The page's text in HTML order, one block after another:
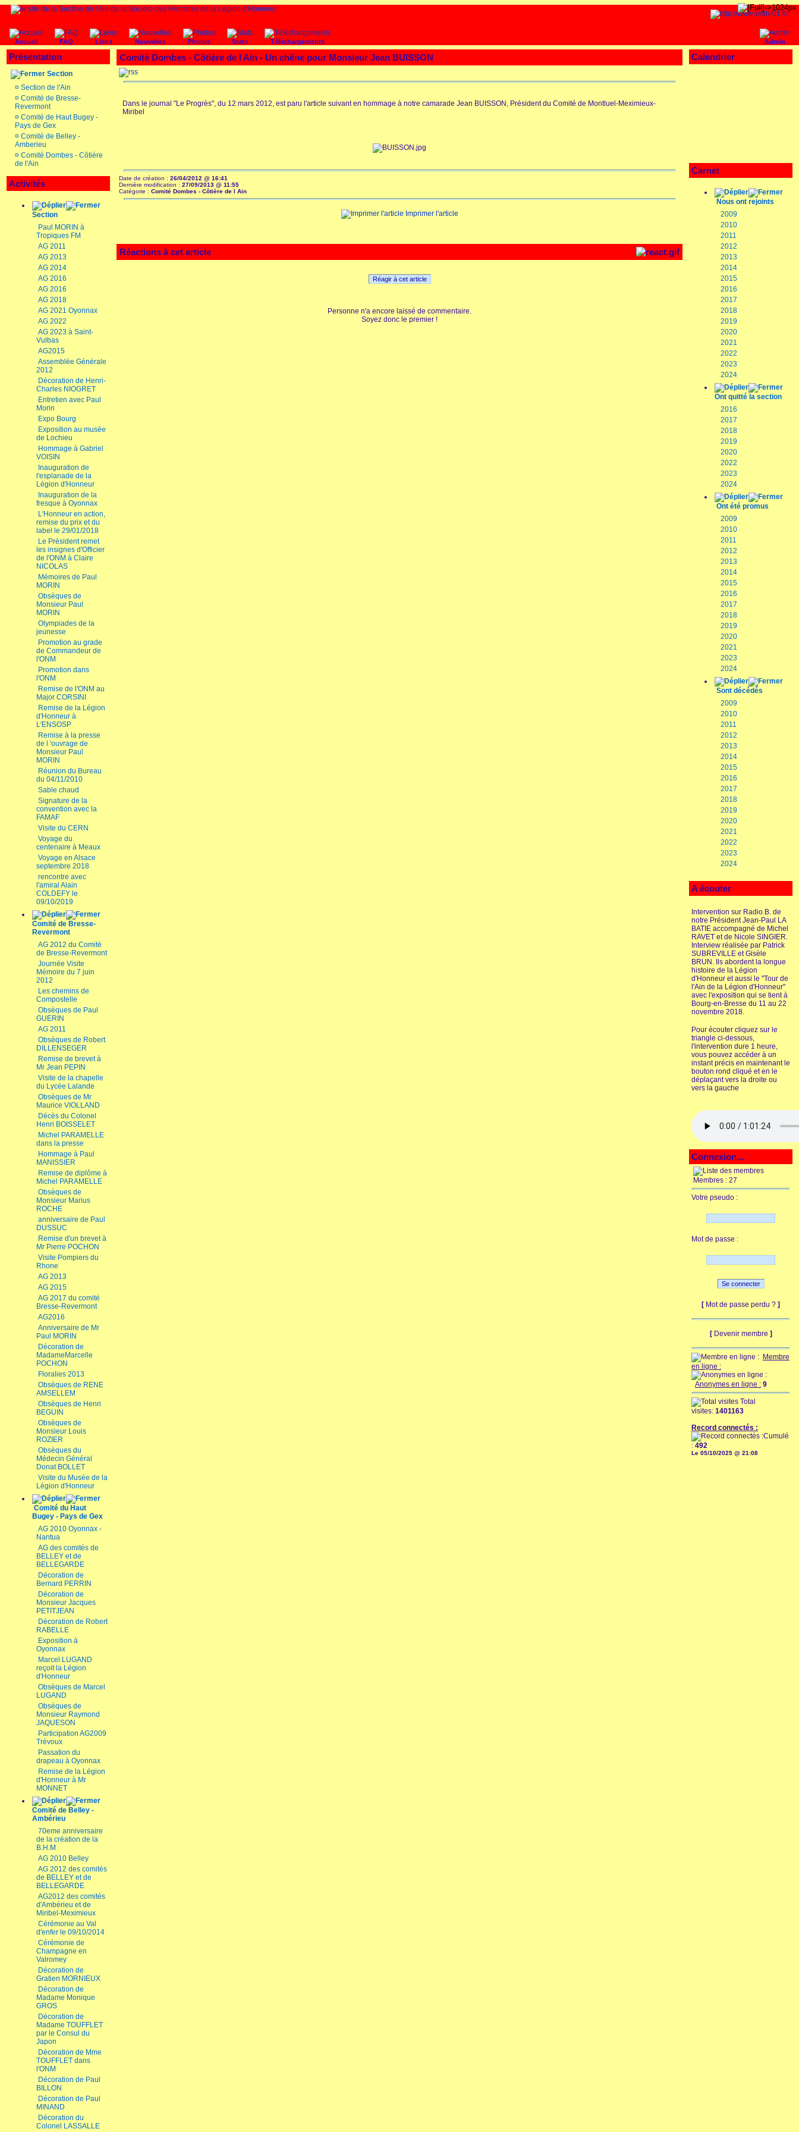
Admin
Accueil FAQ Liens Nouvelles Photos Stats Téléchargements
Présentation
Section
¤ Section de l'Ain
¤ Comité de Bresse-
Revermont
¤ Comité de Haut Bugey -
Pays de Gex
¤ Comité de Belley -
Amberieu
¤ Comité Dombes - Côtière
de l'Ain
Activités
Section
Paul MORIN à
Tropiques FM
AG 2011
AG 2013
AG 2014
AG 2016
AG 2016
AG 2018
AG 2021 Oyonnax
AG 2022
AG 2023 à Saint-
Vulbas
AG2015
Assemblée Générale
2012
Décoration de Henri-
Charles NIOGRET
Entretien avec Paul
Morin
Expo Bourg
Exposition au musée
de Lochieu
Hommage à Gabriel
VOISIN
Inauguration de
l'esplanade de la
Légion d'Honneur
Inauguration de la
fresque à Oyonnax
L'Honneur en action,
remise du prix et du
label le 29/01/2018
Le Président remet
les insignes d'Officier
de l'ONM à Claire
NICOLAS
Mémoires de Paul
MORIN
Obsèques de
Monsieur Paul
MORIN
Olympiades de la
jeunesse
Promotion au grade
de Commandeur de
l'ONM
Promotion dans
l'ONM
Remise de l'ONM au
Major CORSINI
Remise de la Légion
d'Honneur à
L'ENSOSP
Remise à la presse
de l 'ouvrage de
Monsieur Paul
MORIN
Réunion du Bureau
du 04/11/2010
Sable chaud
Signature de la
convention avec la
FAMAF
Visite du CERN
Voyage du
centenaire à Meaux
Voyage en Alsace
septembre 2018
rencontre avec
l'amiral Alain
COLDEFY le
09/10/2019
Comité de Bresse-
Revermont
AG 2012 du Comité
de Bresse-Revermont
Journée Visite
Mémoire du 7 juin
2012
Les chemins de
Compostelle
Obsèques de Paul
GUERIN
AG 2011
Obsèques de Robert
DILLENSEGER
Remise de brevet à
Mr Jean PEPIN
Visite de la chapelle
du Lycée Lalande
Obsèques de Mr
Maurice VIOLLAND
Décès du Colonel
Henri BOISSELET
Michel PARAMELLE
dans la presse
Hommage à Paul
MANISSIER
Remise de diplôme à
Michel PARAMELLE
Obsèques de
Monsieur Marius
ROCHE
anniversaire de Paul
DUSSUC
Remise d'un brevet à
Mr Pierre POCHON
Visite Pompiers du
Rhone
AG 2013
AG 2015
AG 2017 du comité
Bresse-Revermont
AG2016
Anniversaire de Mr
Paul MORIN
Décoration de
MadameMarcelle
POCHON
Floralies 2013
Obsèques de RENE
AMSELLEM
Obsèques de Henri
BEGUIN
Obsèques de
Monsieur Louis
ROZIER
Obsèques du
Médecin Général
Donat BOLLET
Visite du Musée de la
Légion d'Honneur
Comité du Haut
Bugey - Pays de Gex
AG 2010 Oyonnax -
Nantua
AG des comités de
BELLEY et de
BELLEGARDE
Décoration de
Bernard PERRIN
Décoration de
Monsieur Jacques
PETITJEAN
Décoration de Robert
RABELLE
Exposition à
Oyonnax
Marcel LUGAND
reçoit la Légion
d'Honneur
Obsèques de Marcel
LUGAND
Obsèques de
Monsieur Raymond
JAQUESON
Participation AG2009
Trévoux
Passation du
drapeau à Oyonnax
Remise de la Légion
d'Honneur à Mr
MONNET
Comité de Belley -
Ambérieu
70eme anniversaire
de la création de la
B.H.M
AG 2010 Belley
AG 2012 des comités
de BELLEY et de
BELLEGARDE
AG2012 des comités
d'Ambérieu et de
Miribel-Meximieux
Cérémonie au Val
d'enfer le 09/10/2014
Cérémonie de
Champagne en
Valromey
Décoration de
Gratien MORNIEUX
Décoration de
Madame Monique
GROS
Décoration de
Madame TOUFFLET
par le Consul du
Japon
Décoration de Mme
TOUFFLET dans
l'ONM
Décoration de Paul
BILLON
Décoration de Paul
MINAND
Décoration du
Colonel LASSALLE
Comité Dombes - Côtière de l Ain - Un chêne pour Monsieur Jean BUISSON
Dans le journal "Le Progrès", du 12 mars 2012, est paru l'article suivant en hommage à notre camarade Jean BUISSON, Président du Comité de Montluel-Meximieux-
Miribel
Date de création : 26/04/2012 @ 16:41
Dernière modification : 27/09/2013 @ 11:55
Catégorie : Comité Dombes - Côtière de l Ain
Imprimer l'article
Réactions à cet article
Réagir à cet article
Personne n'a encore laissé de commentaire.
Soyez donc le premier !
Calendrier
Carnet
Nous ont rejoints
2009
2010
2011
2012
2013
2014
2015
2016
2017
2018
2019
2020
2021
2022
2023
2024
Ont quitté la section
2016
2017
2018
2019
2020
2022
2023
2024
Ont été promus
2009
2010
2011
2012
2013
2014
2015
2016
2017
2018
2019
2020
2021
2023
2024
Sont décédés
2009
2010
2011
2012
2013
2014
2015
2016
2017
2018
2019
2020
2021
2022
2023
2024
A écouter
Intervention sur Radio.B. de
notre Président Jean-Paul LA
BATIE accompagné de Michel
RAVET et de Nicole SINGIER.
Interview réalisée par Patrick
SUBREVILLE et Gisèle
BRUN. Ils abordent la longue
histoire de la Légion
d'Honneur et aussi le "Tour de
l'Ain de la Légion d'Honneur"
avec l'exposition qui se tient à
Bourg-en-Bresse du 11 au 22
novembre 2018.
Pour écouter cliquez sur le
triangle ci-dessous,
l'intervention dure 1 heure,
vous pouvez accéder à un
instant précis en maintenant le
bouton rond cliqué et en le
déplaçant vers la droite ou
vers la gauche
Connexion...
Membres : 27
Votre pseudo :
Mot de passe :
[ Mot de passe perdu ? ]
[ Devenir membre ]
Membre
en ligne :
Anonymes en ligne : 9
Total
visites: 1401163
Record connectés :
Cumulé
: 492
Le 05/10/2025 @ 21:08